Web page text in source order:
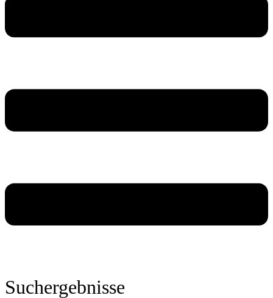
Suchergebnisse